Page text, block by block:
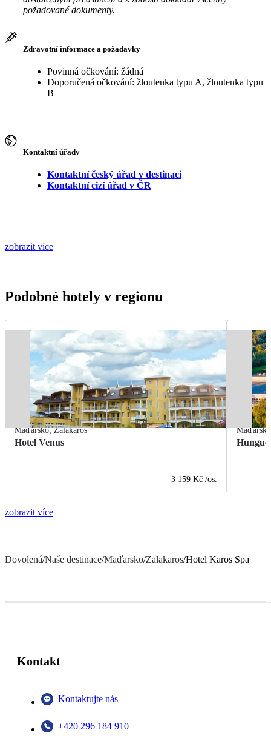
požadované dokumenty.
Zdravotní informace a požadavky
Povinná očkování: žádná
Doporučená očkování: žloutenka typu A, žloutenka typu
B
Kontaktní úřady
Kontaktní český úřad v destinaci
Kontaktní cizí úřad v ČR
zobrazit více
Podobné hotely v regionu
Maďarsko,Zalakaros
Hotel Venus
3 159 Kč /os.
Maďarsko
zobrazit více
Dovolená/Naše destinace/Maďarsko/Zalakaros/Hotel Karos Spa
Kontakt
Kontaktujte nás
+420 296 184 910